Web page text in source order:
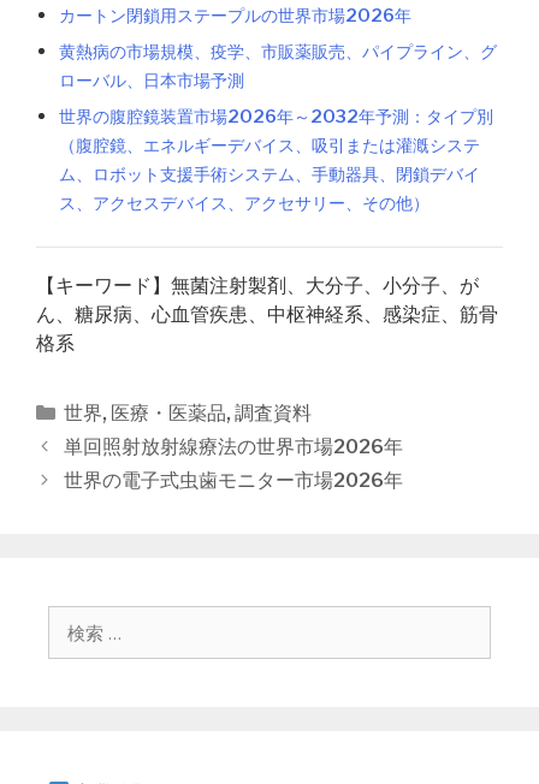
カートン閉鎖用ステープルの世界市場2026年
黄熱病の市場規模、疫学、市販薬販売、パイプライン、グ
ローバル、日本市場予測
世界の腹腔鏡装置市場2026年～2032年予測：タイプ別
（腹腔鏡、エネルギーデバイス、吸引または灌漑システ
ム、ロボット支援手術システム、手動器具、閉鎖デバイ
ス、アクセスデバイス、アクセサリー、その他）
【キーワード】無菌注射製剤、大分子、小分子、が
ん、糖尿病、心血管疾患、中枢神経系、感染症、筋骨
格系
カ
テ
ゴ
世界, 医療・医薬品, 調査資料
投
稿
単回照射放射線療法の世界市場2026年
世界の電子式虫歯モニター市場2026年